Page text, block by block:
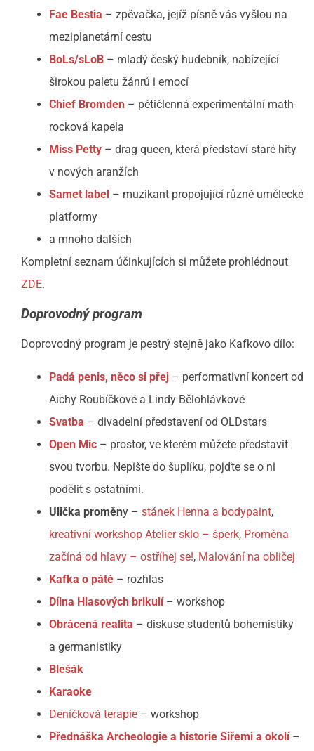
Fae Bestia – zpěvačka, jejíž písně vás vyšlou na
meziplanetární cestu
BoLs/sLoB – mladý český hudebník, nabízející
širokou paletu žánrů i emocí
Chief Bromden – pětičlenná experimentální math-
rocková kapela
Miss Petty – drag queen, která představí staré hity
v nových aranžích
Samet label – muzikant propojující různé umělecké
platformy
a mnoho dalších
Kompletní seznam účinkujících si můžete prohlédnout
ZDE.
Doprovodný program
Doprovodný program je pestrý stejně jako Kafkovo dílo:
Padá penis, něco si přej – performativní koncert od
Aichy Roubíčkové a Lindy Bělohlávkové
Svatba – divadelní představení od OLDstars
Open Mic – prostor, ve kterém můžete představit
svou tvorbu. Nepište do šuplíku, pojďte se o ni
podělit s ostatními.
Ulička proměny – stánek Henna a bodypaint,
kreativní workshop Atelier sklo – šperk, Proměna
začíná od hlavy – ostříhej se!, Malování na obličej
Kafka o páté – rozhlas
Dílna Hlasových brikulí– workshop
Obrácená realita – diskuse studentů bohemistiky
a germanistiky
Blešák
Karaoke
Deníčková terapie – workshop
Přednáška Archeologie a historie Siřemi a okolí–